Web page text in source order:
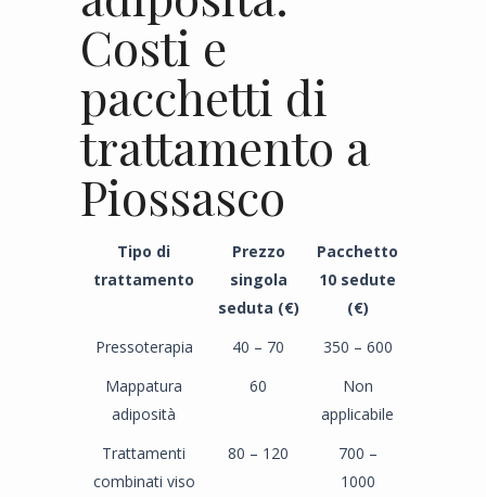
Costi e
pacchetti di
trattamento a
Piossasco
Tipo di
trattamento
Prezzo
singola
seduta (€)
Pacchetto
10 sedute
(€)
Pressoterapia
40 – 70
350 – 600
Mappatura
adiposità
60
Non
applicabile
Trattamenti
combinati viso
80 – 120
700 –
1000